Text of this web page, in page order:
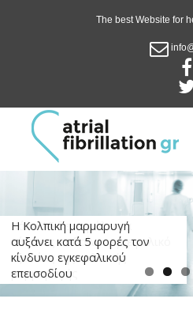
The best Website for
Η Κολπική μαρμαρυγή
αυξάνει κατά 5 φορές τον
κίνδυνο εγκεφαλικού
επεισοδίου